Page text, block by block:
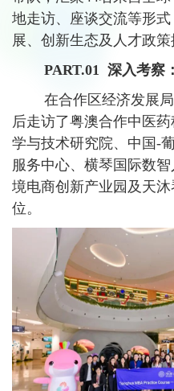
地走访、座谈交流等形
展、创新生态及人才政策
PART.01 深入考察
在合作区经济发展局
后走访了粤澳合作中医
学与技术研究院、中国-
服务中心、横琴国际数
境电商创新产业园及天
位。